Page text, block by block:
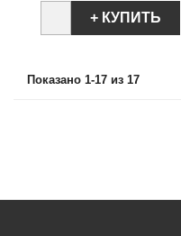
+ КУПИТЬ
Показано 1-17 из 17